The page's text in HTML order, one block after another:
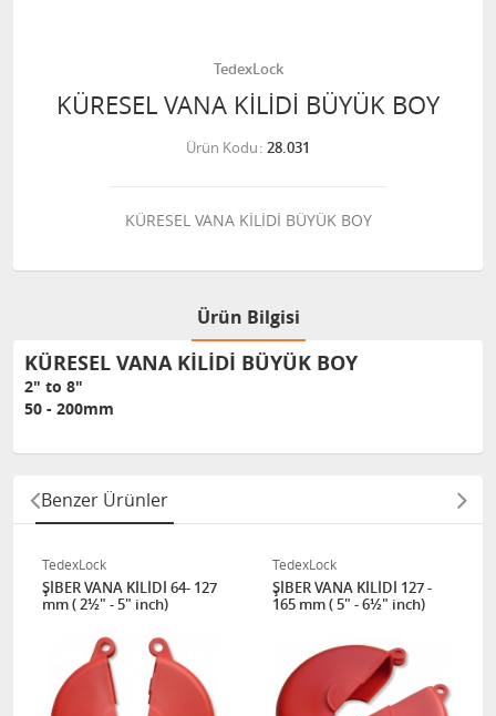
TedexLock
KÜRESEL VANA KİLİDİ BÜYÜK BOY
Ürün Kodu 28.031
KÜRESEL VANA KİLİDİ BÜYÜK BOY
Ürün Bilgisi
KÜRESEL VANA KİLİDİ BÜYÜK BOY
2" to 8"
50 - 200mm
Benzer Ürünler
TedexLock
ŞİBER VANA KİLİDİ 64- 127
mm ( 2½" - 5" inch)
TedexLock
ŞİBER VANA KİLİDİ 127 -
165 mm ( 5" - 6½" inch)